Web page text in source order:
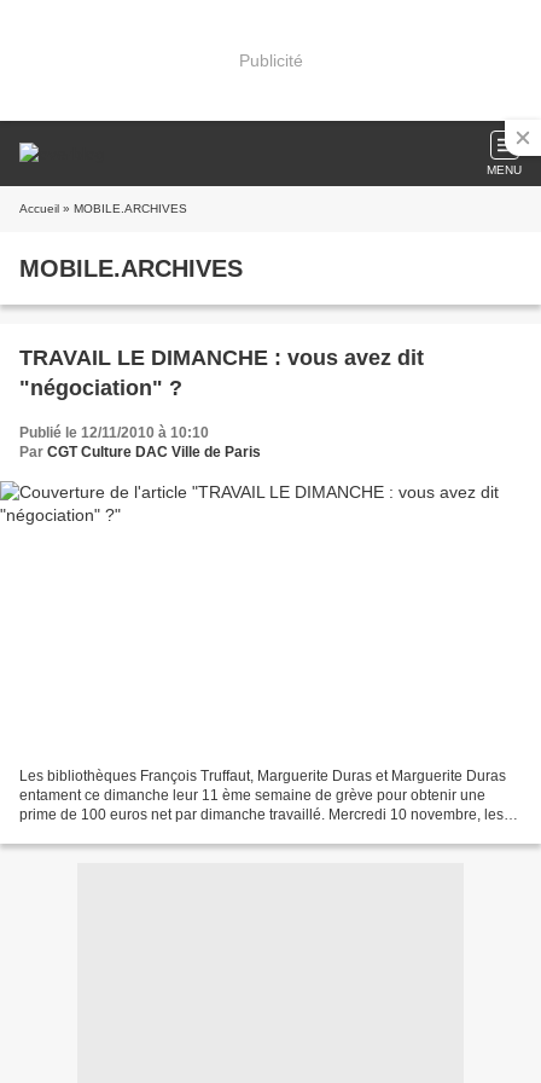
Publicité
MENU
Accueil » MOBILE.ARCHIVES
MOBILE.ARCHIVES
TRAVAIL LE DIMANCHE : vous avez dit
"négociation" ?
Publié le 12/11/2010 à 10:10
Par CGT Culture DAC Ville de Paris
Les bibliothèques François Truffaut, Marguerite Duras et Marguerite Duras
entament ce dimanche leur 11 ème semaine de grève pour obtenir une
prime de 100 euros net par dimanche travaillé. Mercredi 10 novembre, les